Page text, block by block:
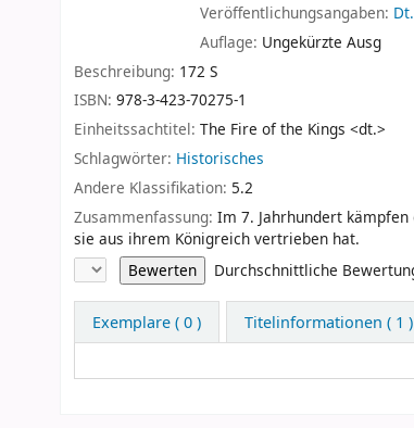
Veröffentlichungsangaben:
Auflage: Ungekürzte Ausg
Beschreibung: 172 S
ISBN: 978-3-423-70275-1
Einheitssachtitel: The Fire of the Kings <dt.>
Schlagwörter: Historisches
Andere Klassifikation: 5.2
Zusammenfassung: Im 7. Jahrhundert
sie aus ihrem Königreich vertrieben hat.
SternchenbewertungDurchschnittliche
Exemplare ( 0 ) Titelinformationen ( 1 )